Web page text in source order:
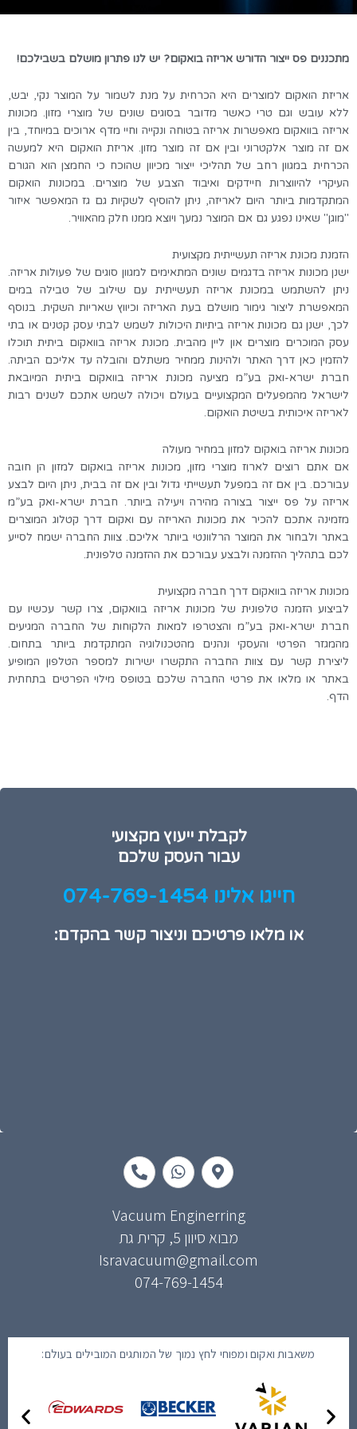
מתכננים פס ייצור הדורש אריזה בואקום? יש לנו פתרון מושלם בשבילכם!
אריזת הואקום למוצרים היא הכרחית על מנת לשמור על המוצר נקי, יבש,
ללא עובש וגם טרי כאשר מדובר בסוגים שונים של מוצרי מזון. מכונות
אריזה בוואקום מאפשרות אריזה בטוחה ונקייה וחיי מדף ארוכים במיוחד, בין
אם זה מוצר אלקטרוני ובין אם זה מוצר מזון. אריזת הואקום היא למעשה
הכרחית במגוון רחב של תהליכי ייצור מכיוון שהוכח כי החמצן הוא הגורם
העיקרי להיווצרות חיידקים ואיבוד הצבע של מוצרים. במכונות הואקום
המתקדמות ביותר היום לאריזה, ניתן להוסיף לשקיות גם גז המאפשר איזור
"מוגן" שאינו נפגע גם אם המוצר נמעך ויוצא ממנו חלק מהאוויר.
הזמנת מכונת אריזה תעשייתית מקצועית
ישנן מכונות אריזה בדגמים שונים המתאימים למגוון סוגים של פעולות אריזה.
ניתן להשתמש במכונת אריזה תעשייתית עם שילוב של טבילה במים
המאפשרת ליצור גימור מושלם בעת האריזה וכיווץ שאריות השקית. בנוסף
לכך, ישנן גם מכונות אריזה ביתיות היכולות לשמש לבתי עסק קטנים או בתי
עסק המוכרים מוצרים און ליין מהבית. מכונת אריזה בוואקום ביתית תוכלו
להזמין כאן דרך האתר ולהינות ממחיר משתלם והובלה עד אליכם הביתה.
חברת ישרא-ואק בע”מ מציעה מכונת אריזה בוואקום ביתית המיובאת
לישראל מהמפעלים המקצועיים בעולם ויכולה לשמש אתכם לשנים רבות
לאריזה איכותית בשיטת הואקום.
מכונות אריזה בואקום למזון במחיר מעולה
אם אתם רוצים לארוז מוצרי מזון, מכונות אריזה בואקום למזון הן חובה
עבורכם. בין אם זה במפעל תעשייתי גדול ובין אם זה בבית, ניתן היום לבצע
אריזה על פס ייצור בצורה מהירה ויעילה ביותר. חברת ישרא-ואק בע”מ
מזמינה אתכם להכיר את מכונות האריזה עם ואקום דרך קטלוג המוצרים
באתר ולבחור את המוצר הרלוונטי ביותר אליכם. צוות החברה ישמח לסייע
לכם בתהליך ההזמנה ולבצע עבורכם את ההזמנה טלפונית.
מכונות אריזה בוואקום דרך חברה מקצועית
לביצוע הזמנה טלפונית של מכונות אריזה בוואקום, צרו קשר עכשיו עם
חברת ישרא-ואק בע”מ והצטרפו למאות הלקוחות של החברה המגיעים
מהמגזר הפרטי והעסקי ונהנים מהטכנולוגיה המתקדמת ביותר בתחום.
ליצירת קשר עם צוות החברה התקשרו ישירות למספר הטלפון המופיע
באתר או מלאו את פרטי החברה שלכם בטופס מילוי הפרטים בתחתית
הדף.
לקבלת ייעוץ מקצועי
עבור העסק שלכם
חייגו אלינו 074-769-1454
או מלאו פרטיכם וניצור קשר בהקדם:
a
p
m
a
r
k
e
r
l
t
h
a
s
a
p
p
h
o
e
-
a
l
t
Vacuum Enginerring
מבוא סיוון 5, קרית גת
Isravacuum@gmail.com
074-769-1454
משאבות ואקום ומפוחי לחץ נמוך של המותגים המובילים בעולם: